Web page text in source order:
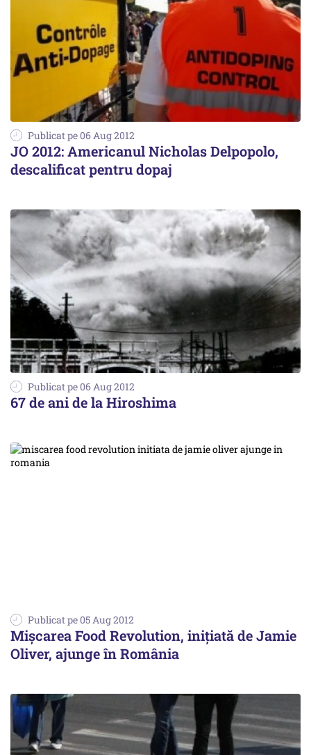
Publicat pe 06 Aug 2012
JO 2012: Americanul Nicholas Delpopolo,
descalificat pentru dopaj
Publicat pe 06 Aug 2012
67 de ani de la Hiroshima
Publicat pe 05 Aug 2012
Mișcarea Food Revolution, inițiată de Jamie
Oliver, ajunge în România